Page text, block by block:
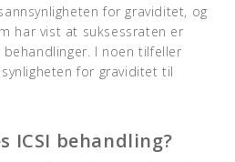
for graviditet, og
har vist at suksessraten er
I noen tilfeller
for graviditet til
ICSI behandling?